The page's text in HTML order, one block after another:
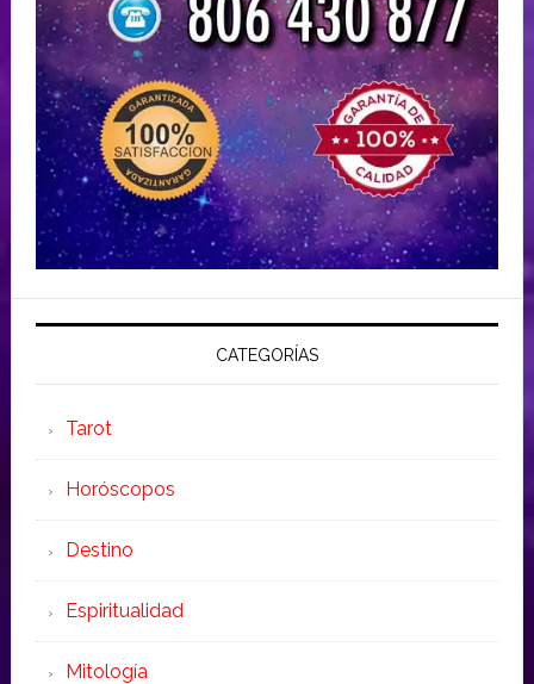
CATEGORÍAS
Tarot
Horóscopos
Destino
Espiritualidad
Mitología